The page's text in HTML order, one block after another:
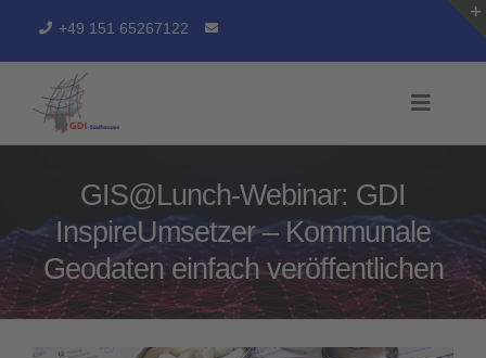
springen
+49 151 65267122
Toggle
GDI-SÜDHESSEN
SERVICES
ARBEITSERGEBNISSE
GIS@Lunch-Webinar: GDI
InspireUmsetzer – Kommunale
Geodaten einfach veröffentlichen